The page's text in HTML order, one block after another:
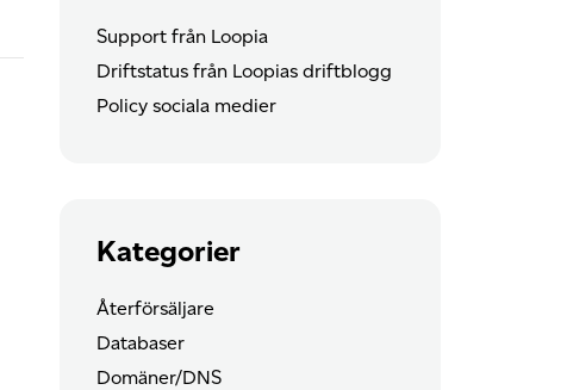
Support från Loopia
Driftstatus från Loopias driftblogg
Policy sociala medier
Kategorier
Återförsäljare
Databaser
Domäner/DNS